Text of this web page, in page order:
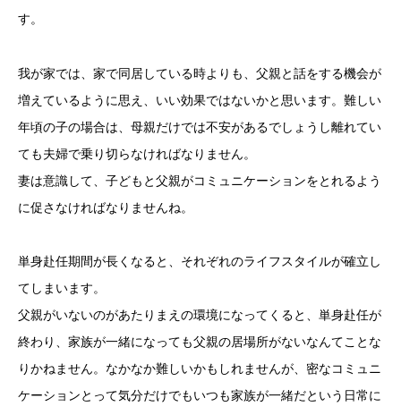
す。
我が家では、家で同居している時よりも、父親と話をする機会が
増えているように思え、いい効果ではないかと思います。難しい
年頃の子の場合は、母親だけでは不安があるでしょうし離れてい
ても夫婦で乗り切らなければなりません。
妻は意識して、子どもと父親がコミュニケーションをとれるよう
に促さなければなりませんね。
単身赴任期間が長くなると、それぞれのライフスタイルが確立し
てしまいます。
父親がいないのがあたりまえの環境になってくると、単身赴任が
終わり、家族が一緒になっても父親の居場所がないなんてことな
りかねません。なかなか難しいかもしれませんが、密なコミュニ
ケーションとって気分だけでもいつも家族が一緒だという日常に